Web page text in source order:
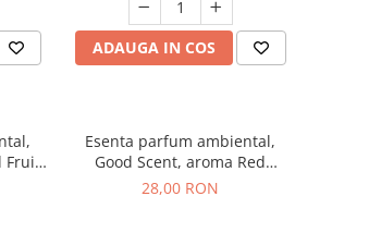
ADAUGA IN COS
Fruit
Esenta parfum ambiental,
Good Scent, aroma Red
Grapes, 20 g
28,00 RON